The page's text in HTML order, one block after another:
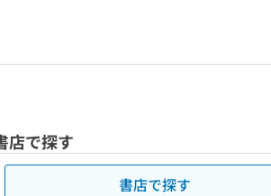
店で探す
書店で探す